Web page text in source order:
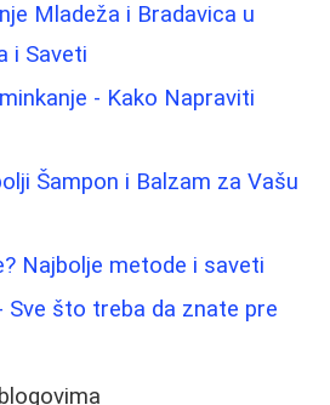
Mladeža i Bradavica u
i Saveti
- Kako Napraviti
Šampon i Balzam za Vašu
Najbolje metode i saveti
Sve što treba da znate pre